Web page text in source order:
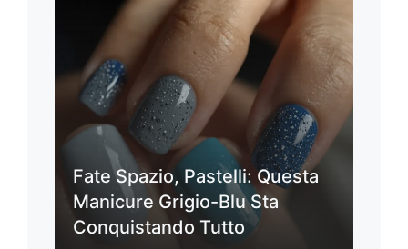
Fate Spazio, Pastelli: Questa
Manicure Grigio-Blu Sta
Conquistando Tutto